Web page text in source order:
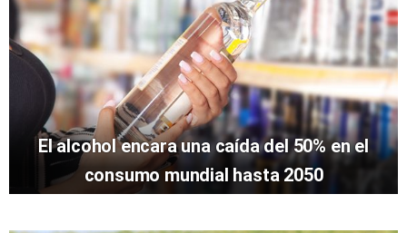
El alcohol encara una caída del 50% en el
consumo mundial hasta 2050